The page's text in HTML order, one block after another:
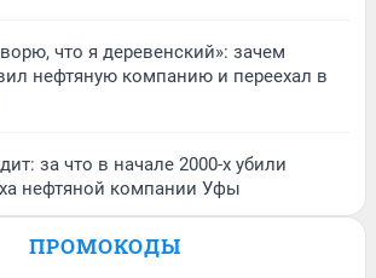
что я деревенский»: зачем
нефтяную компанию и переехал в
за что в начале 2000-х убили
нефтяной компании Уфы
ПРОМОКОДЫ